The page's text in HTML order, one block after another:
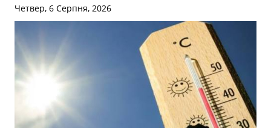
Четвер, 6 Серпня, 2026